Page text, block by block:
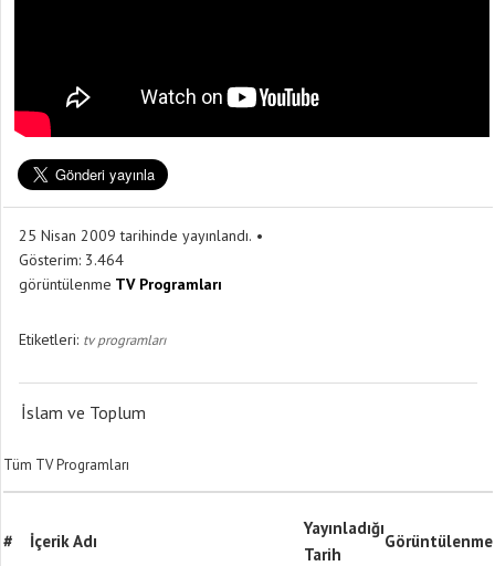
25 Nisan 2009 tarihinde yayınlandı.
Gösterim: 3.464
görüntülenme TV Programları
Etiketleri: tv programları
İslam ve Toplum
Tüm TV Programları
# İçerik Adı
Yayınladığı
Tarih
Görüntülenme